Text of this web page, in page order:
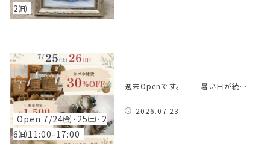
2㈰
Open 7/24㈮･25㈯･2
6㈰11:00-17:00
週末Openです。 暑い日が続…
2026.07.23